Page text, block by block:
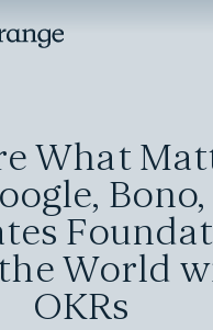
What
World
OKRs